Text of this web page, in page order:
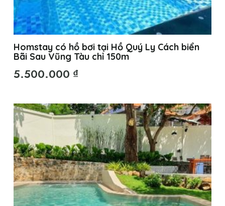
Homstay có hồ bơi tại Hồ Quý Ly Cách biển
Bãi Sau Vũng Tàu chỉ 150m
5.500.000 ₫